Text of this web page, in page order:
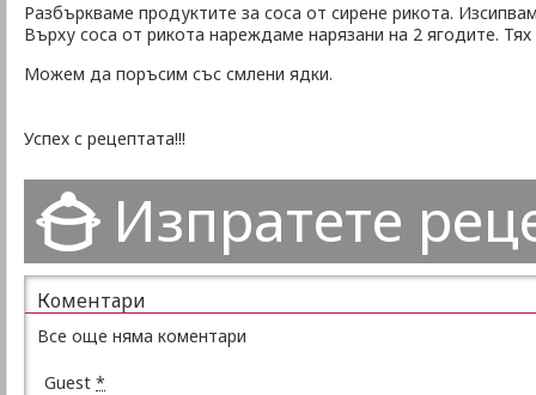
Разбъркваме продуктите за соса от сирене рикота.
Върху соса от рикота нареждаме нарязани на 2 ягодите.
Можем да поръсим със смлени ядки.
Успех с рецептата!!!
Изпратете
Коментари
Все още няма коментари
Guest *